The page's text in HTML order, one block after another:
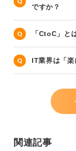
ですか？
「CtoC」と
IT業界は「楽
関連記事